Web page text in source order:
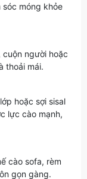
móng khỏe
người hoặc
thoải mái.
hoặc sợi sisal
lực cào mạnh,
cào sofa, rèm
gọn gàng.